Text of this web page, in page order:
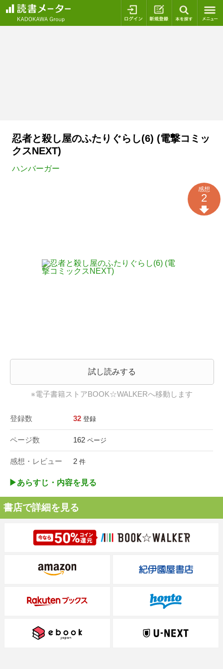
ログイン 新規登録
忍者と殺し屋のふたりぐらし(6) (電撃コミッ
クスNEXT)
ハンバーガー
試し読みする
※電子書籍ストアBOOK☆WALKERへ移動します
登録数 32 登録
ページ数 162 ページ
感想・レビュー 2 件
感想
2
▶︎あらすじ・内容を見る
書店で詳細を見る